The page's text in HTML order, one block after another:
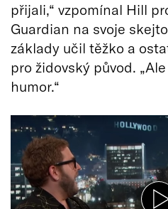
přijali,“ vzpomínal Hill
Guardian na svoje
základy učil těžko a
pro židovský původ.
humor.“